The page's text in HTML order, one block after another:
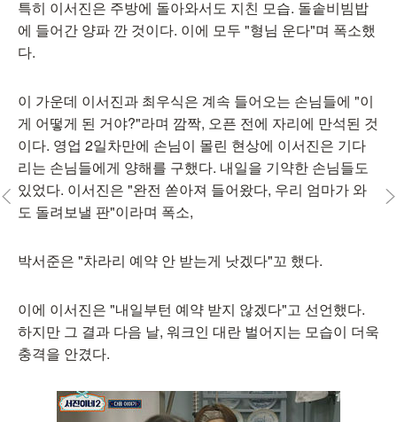
특히 이서진은 주방에 돌아와서도 지친 모습. 돌솥비빔밥
에 들어간 양파 깐 것이다. 이에 모두 "형님 운다"며 폭소했
다.
이 가운데 이서진과 최우식은 계속 들어오는 손님들에 "이
게 어떻게 된 거야?"라며 깜짝, 오픈 전에 자리에 만석된 것
이다. 영업 2일차만에 손님이 몰린 현상에 이서진은 기다
리는 손님들에게 양해를 구했다. 내일을 기약한 손님들도
있었다. 이서진은 "완전 쏟아져 들어왔다, 우리 엄마가 와
도 돌려보낼 판"이라며 폭소,
박서준은 "차라리 예약 안 받는게 낫겠다"꼬 했다.
이에 이서진은 "내일부턴 예약 받지 않겠다"고 선언했다.
하지만 그 결과 다음 날, 워크인 대란 벌어지는 모습이 더욱
충격을 안겼다.